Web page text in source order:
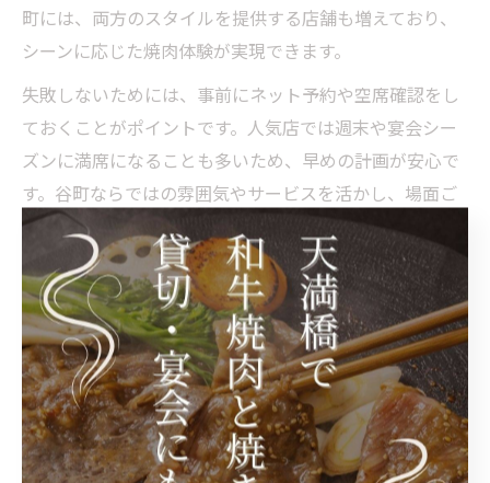
町には、両方のスタイルを提供する店舗も増えており、
シーンに応じた焼肉体験が実現できます。
失敗しないためには、事前にネット予約や空席確認をし
ておくことがポイントです。人気店では週末や宴会シー
ズンに満席になることも多いため、早めの計画が安心で
す。谷町ならではの雰囲気やサービスを活かし、場面ご
との最適な焼肉体験を楽しみましょう。
女子会や宴会におすすめの焼肉体験特集
大阪市中央区谷町は、女子会や宴会にぴったりな焼肉店
が豊富です。個室や半個室を備えた店舗も多く、プライ
ベートな空間でゆったりと食事を楽しめるのが大きな魅
力。コースメニューや飲み放題プランも充実しており、
幅広いニーズに対応しています。